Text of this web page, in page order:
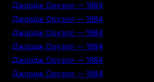
Джордж Оруэлл — 1984
Джордж Оруэлл — 1984
Джордж Оруэлл — 1984
Джордж Оруэлл — 1984
Джордж Оруэлл — 1984
Джордж Оруэлл — 1984